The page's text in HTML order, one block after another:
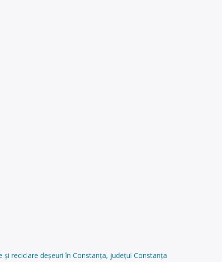
și reciclare deșeuri în Constanța, județul Constanța